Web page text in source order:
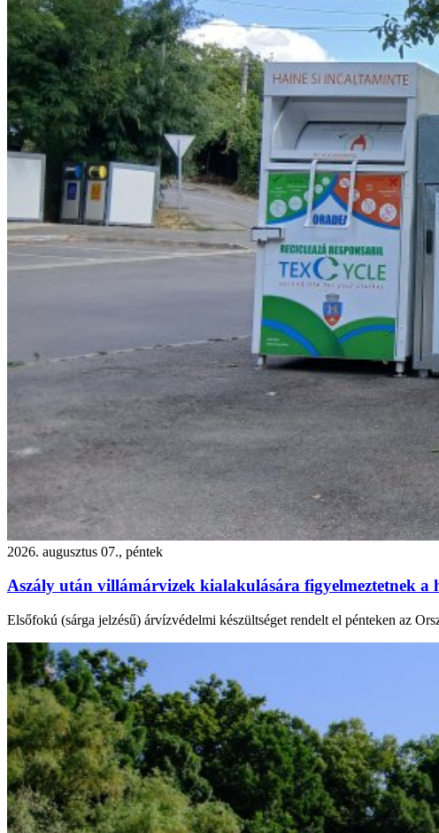
2026. augusztus 07., péntek
Aszály után villámárvizek kialakulására figyelmeztetnek a
Elsőfokú (sárga jelzésű) árvízvédelmi készültséget rendelt el pénteken az